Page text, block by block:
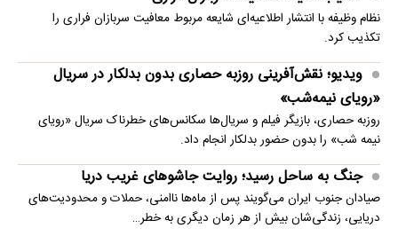
نظام وظیفه با انتشار اطلاعیه‌ای شایعه مربوط معافیت سربازان فراری را
تکذیب کرد.
ویدیو؛ نقش‌آفرینی روزبه حصاری بدون بدلکار در سریال
«رویای نیمه‌شب»
روزبه حصاری، بازیگر فیلم و سریال‌ها سکانس‌های خطرناک سریال «رویای
نیمه شب» را بدون حضور بدلکار انجام داد.
جنگ به ساحل رسید؛ روایت جاشوهای غریب دریا
صیادان جنوب ایران می‌گویند پس از ماه‌ها ناامنی، حملات و محدودیت‌های
دریایی، زندگی‌شان بیش از هر زمان دیگری به خطر…